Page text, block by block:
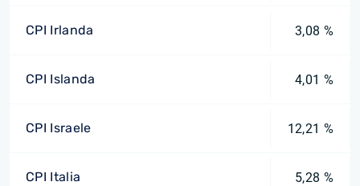
CPI Irlanda 3,08 %
CPI Islanda 4,01 %
CPI Israele 12,21 %
CPI Italia 5,28 %